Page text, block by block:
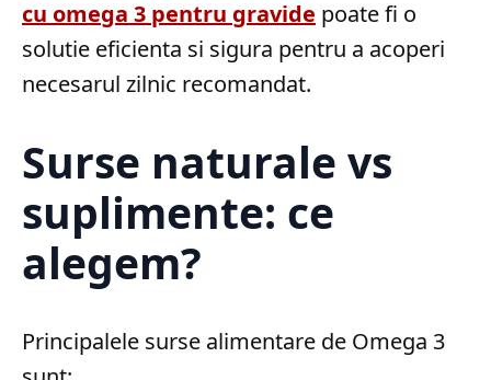
cu omega 3 pentru gravide poate fi o
solutie eficienta si sigura pentru a acoperi
necesarul zilnic recomandat.
Surse naturale vs
suplimente: ce
alegem?
Principalele surse alimentare de Omega 3